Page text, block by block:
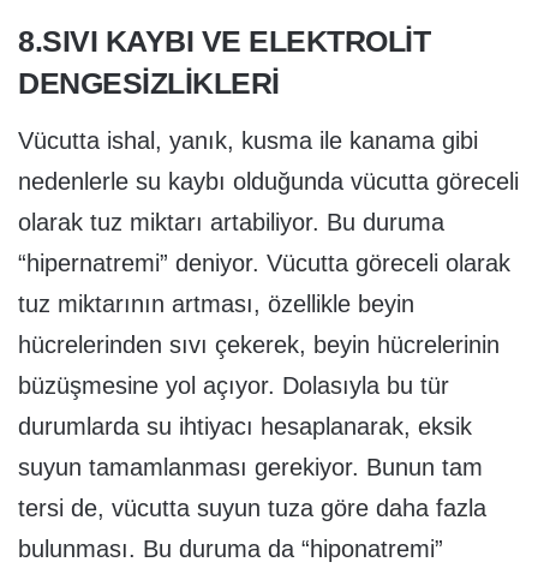
8.SIVI KAYBI VE ELEKTROLİT
DENGESİZLİKLERİ
Vücutta ishal, yanık, kusma ile kanama gibi
nedenlerle su kaybı olduğunda vücutta göreceli
olarak tuz miktarı artabiliyor. Bu duruma
“hipernatremi” deniyor. Vücutta göreceli olarak
tuz miktarının artması, özellikle beyin
hücrelerinden sıvı çekerek, beyin hücrelerinin
büzüşmesine yol açıyor. Dolasıyla bu tür
durumlarda su ihtiyacı hesaplanarak, eksik
suyun tamamlanması gerekiyor. Bunun tam
tersi de, vücutta suyun tuza göre daha fazla
bulunması. Bu duruma da “hiponatremi”